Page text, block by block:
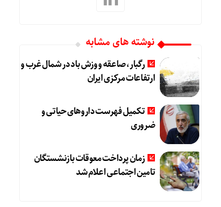
نوشته های مشابه
رگبار، صاعقه و وزش باد در شمال غرب و
ارتفاعات مرکزی ایران
تکمیل فهرست داروهای حیاتی و
ضروری
زمان پرداخت معوقات بازنشستگان
تامین اجتماعی اعلام شد